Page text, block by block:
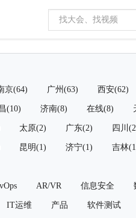
京(64) 广州(63) 西安(62)
(10) 济南(8) 在线(8)
太原(2) 广东(2) 四川
昆明(1) 济宁(1) 吉林
AR/VR 信息安全
IT运维 产品 软件测试